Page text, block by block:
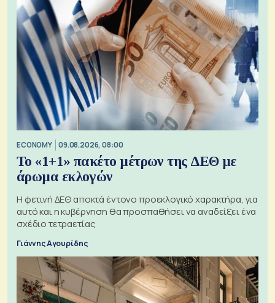
ECONOMY 09.08.2026, 08:00
Το «1+1» πακέτο μέτρων της ΔΕΘ με
άρωμα εκλογών
Η φετινή ΔΕΘ αποκτά έντονο προεκλογικό χαρακτήρα, για
αυτό και η κυβέρνηση θα προσπαθήσει να αναδείξει ένα
σχέδιο τετραετίας
Γιάννης Αγουρίδης